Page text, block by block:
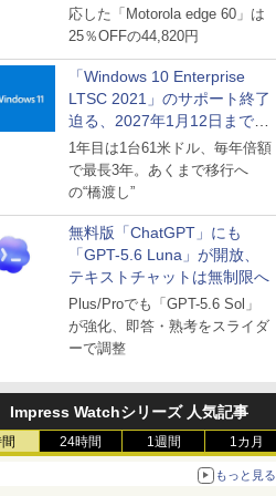
応した「Motorola edge 60」は
25％OFFの44,820円
「Windows 10 Enterprise
LTSC 2021」のサポート終了
迫る、2027年1月12日まで
～ESUは9月1日から販売
1年目は1台61米ドル、毎年倍額
で最長3年。あくまで移行へ
の“橋渡し”
無料版「ChatGPT」にも
「GPT-5.6 Luna」が開放、
テキストチャットは無制限へ
Plus/Proでも「GPT-5.6 Sol」
が強化、即答・熟考をスライダ
ーで調整
Impress Watchシリーズ 人気記事
24時間 1週間 1カ月
もっと見る